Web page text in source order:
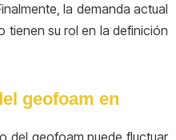
la demanda actual
tienen su rol en la definición
geofoam en
del geofoam puede fluctuar